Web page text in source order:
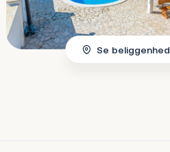
Se beliggenhed